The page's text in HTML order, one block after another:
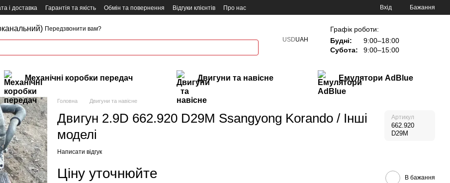
і доставка Гарантія та якість Обмін та повернення Відгуки клієнтів Про нас Вхід Бажання
Передзвонити вам?
USDUAH
Графік роботи:
Будні:
9:00–18:00
Субота:
9:00–15:00
Механічні коробки передач Двигуни та навісне Емулятори AdBlue
Головна Двигуни та навісне
Двигун 2.9D 662.920 D29M Ssangyong Korando / Інші
моделі
Артикул
662.920
D29M
Написати відгук
Ціну уточнюйте В бажання